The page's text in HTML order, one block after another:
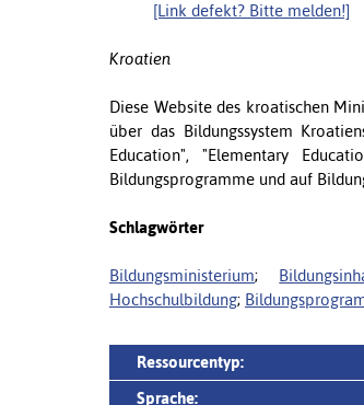
[Link defekt? Bitte melden!]
Kroatien
Diese Website des kroatischen
über das Bildungssystem
Education", "Elementary
Bildungsprogramme und auf
Schlagwörter
Bildungsministerium;
Hochschulbildung;
Ressourcentyp:
Sprache: